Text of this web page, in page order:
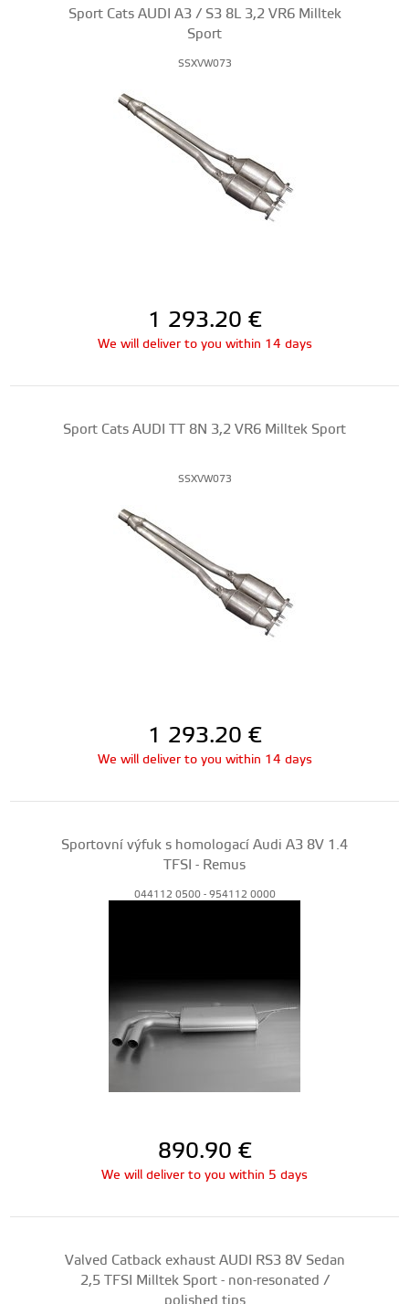
Sport Cats AUDI A3 / S3 8L 3,2 VR6 Milltek
Sport
SSXVW073
1 293.20 €
We will deliver to you within 14 days
Sport Cats AUDI TT 8N 3,2 VR6 Milltek Sport
SSXVW073
1 293.20 €
We will deliver to you within 14 days
Sportovní výfuk s homologací Audi A3 8V 1.4
TFSI - Remus
044112 0500 - 954112 0000
890.90 €
We will deliver to you within 5 days
Valved Catback exhaust AUDI RS3 8V Sedan
2,5 TFSI Milltek Sport - non-resonated /